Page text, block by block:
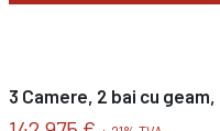
3 Camere, 2 bai cu geam,